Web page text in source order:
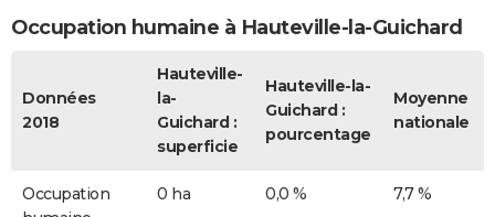
Occupation humaine à Hauteville-la-Guichard
Données
2018
Hauteville-
la-
Guichard :
superficie
Hauteville-la-
Guichard :
pourcentage
Moyenne
nationale
Occupation
0 ha 0,0 % 7,7 %